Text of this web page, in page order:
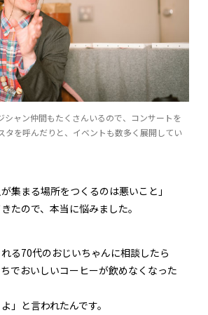
シャン仲間もたくさんいるので、コンサートを
タを呼んだりと、イベントも数多く展開してい
集まる場所をつくるのは悪いこと」
たので、本当に悩みました。
る70代のおじいちゃんに相談したら
ちでおいしいコーヒーが飲めなくなった
」と言われたんです。